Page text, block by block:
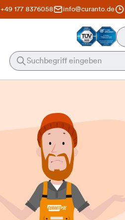
+49 177 8376058 info@curanto.de